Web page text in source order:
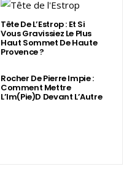
Tête De L’Estrop : Et Si
Vous Gravissiez Le Plus
Haut Sommet De Haute
Provence ?
Rocher De Pierre Impie :
Comment Mettre
L’Im(Pie)d Devant L’Autre